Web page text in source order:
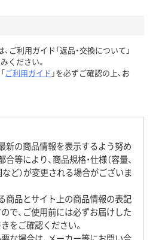
ご利用ガイド「返品・交換について」
ください。
ご利用ガイド 」を必ずご確認の上、お
新の商品情報を表示するよう努め
等により、商品規格・仕様（容量、
など）が変更される場合がございま
商品とサイト上の商品情報の表記
で、ご使用前には必ずお届けした
をご確認ください。